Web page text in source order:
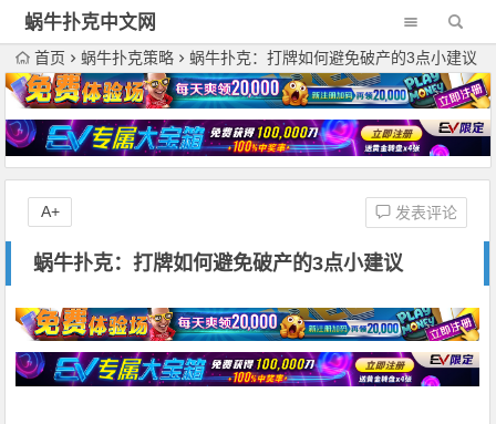
蜗牛扑克中文网
首页 蜗牛扑克策略 蜗牛扑克：打牌如何避免破产的3点小建议
蜗牛扑克：打牌如何避免破产的3点小建议
发表评论
A+